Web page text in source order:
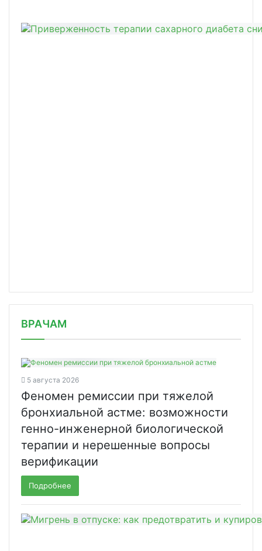
ВРАЧАМ
5 августа 2026
Феномен ремиссии при тяжелой
бронхиальной астме: возможности
генно-инженерной биологической
терапии и нерешенные вопросы
верификации
Подробнее